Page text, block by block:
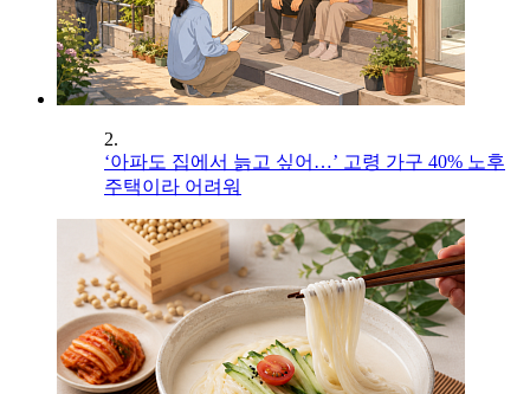
2.
‘아파도 집에서 늙고 싶어…’ 고령 가구 40% 노후
주택이라 어려워